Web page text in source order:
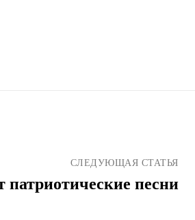
СЛЕДУЮЩАЯ СТАТЬЯ
патриотические песни